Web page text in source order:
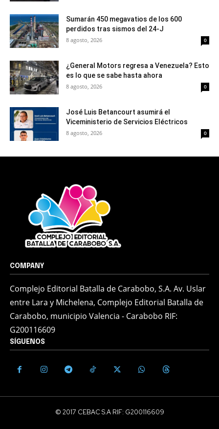
Sumarán 450 megavatios de los 600
perdidos tras sismos del 24-J
8 agosto, 2026 0
¿General Motors regresa a Venezuela? Esto
es lo que se sabe hasta ahora
8 agosto, 2026 0
José Luis Betancourt asumirá el
Viceministerio de Servicios Eléctricos
8 agosto, 2026 0
COMPANY
Complejo Editorial Batalla de Carabobo, S.A. Av. Uslar
entre Lara y Michelena, Complejo Editorial Batalla de
Carabobo, municipio Valencia - Carabobo RIF:
G200116609
SÍGUENOS
© 2017 CEBAC S.A RIF: G200116609